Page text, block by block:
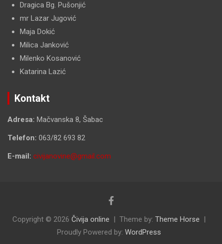
Dragica Bg. Pušonjić
mr Lazar Jugović
Maja Dokić
Milica Janković
Milenko Kosanović
Katarina Lazić
Kontakt
Adresa: Mačvanska 8, Šabac
Telefon: 063/82 693 82
E-mail: civijanovine@gmail.com
Copyright © 2026 Čivija online Theme by: Theme Horse
Proudly Powered by: WordPress